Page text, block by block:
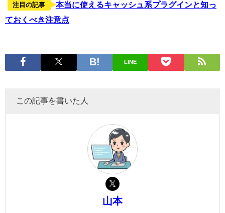
注目の記事
本当に使えるキャッシュ系プラグインと知っ
ておくべき注意点
LINE
この記事を書いた人
山本